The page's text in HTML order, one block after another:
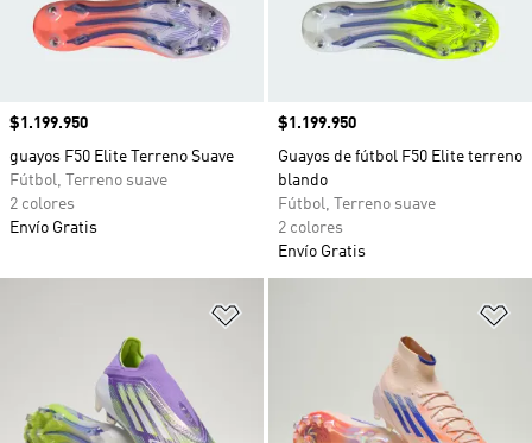
Precio
$1.199.950
guayos F50 Elite Terreno Suave
Fútbol, Terreno suave
2 colores
Envío Gratis
Precio
$1.199.950
Guayos de fútbol F50 Elite terreno
blando
Fútbol, Terreno suave
2 colores
Envío Gratis